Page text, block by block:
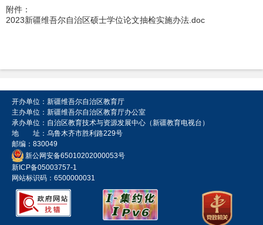
附件：
2023新疆维吾尔自治区硕士学位论文抽检实施办法.doc
开办单位：新疆维吾尔自治区教育厅
主办单位：新疆维吾尔自治区教育厅办公室
承办单位：自治区教育技术与资源发展中心（新疆教育电视台）
地 址：乌鲁木齐市胜利路229号
邮编：830049
新公网安备65010202000053号
新ICP备05003757-1
网站标识码：6500000031